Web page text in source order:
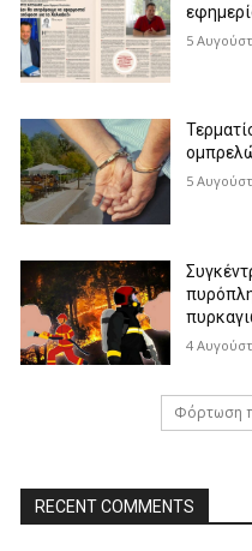
5
5
4
Φόρτωση
RECENT COMMENTS